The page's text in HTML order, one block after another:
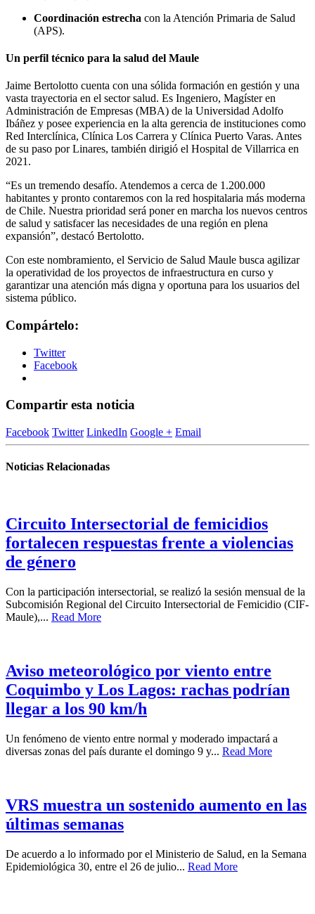
Coordinación estrecha con la Atención Primaria de Salud
(APS).
Un perfil técnico para la salud del Maule
Jaime Bertolotto cuenta con una sólida formación en gestión y una
vasta trayectoria en el sector salud. Es Ingeniero, Magíster en
Administración de Empresas (MBA) de la Universidad Adolfo
Ibáñez y posee experiencia en la alta gerencia de instituciones como
Red Interclínica, Clínica Los Carrera y Clínica Puerto Varas. Antes
de su paso por Linares, también dirigió el Hospital de Villarrica en
2021.
“Es un tremendo desafío. Atendemos a cerca de 1.200.000
habitantes y pronto contaremos con la red hospitalaria más moderna
de Chile. Nuestra prioridad será poner en marcha los nuevos centros
de salud y satisfacer las necesidades de una región en plena
expansión”, destacó Bertolotto.
Con este nombramiento, el Servicio de Salud Maule busca agilizar
la operatividad de los proyectos de infraestructura en curso y
garantizar una atención más digna y oportuna para los usuarios del
sistema público.
Compártelo:
Twitter
Facebook
Compartir esta noticia
Facebook Twitter LinkedIn Google + Email
Noticias Relacionadas
Circuito Intersectorial de femicidios
fortalecen respuestas frente a violencias
de género
Con la participación intersectorial, se realizó la sesión mensual de la
Subcomisión Regional del Circuito Intersectorial de Femicidio (CIF-
Maule),... Read More
Aviso meteorológico por viento entre
Coquimbo y Los Lagos: rachas podrían
llegar a los 90 km/h
Un fenómeno de viento entre normal y moderado impactará a
diversas zonas del país durante el domingo 9 y... Read More
VRS muestra un sostenido aumento en las
últimas semanas
De acuerdo a lo informado por el Ministerio de Salud, en la Semana
Epidemiológica 30, entre el 26 de julio... Read More